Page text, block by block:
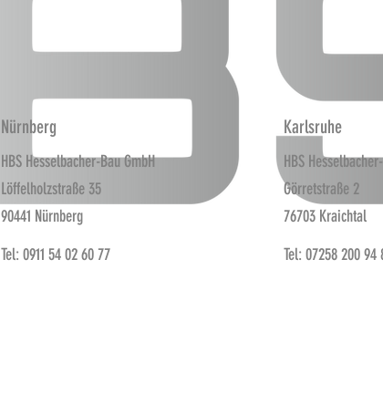
Nürnberg
HBS Hesselbacher-Bau GmbH
Löffelholzstraße 35
90441 Nürnberg
Karlsruhe
HBS
Görretstraße 2
76703 Kraichtal
Tel: 0911 54 02 60 77 Tel: 07258 200 94